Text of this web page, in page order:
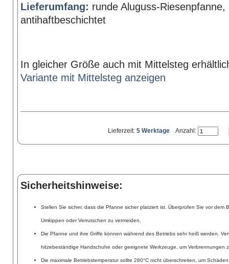
Lieferumfang: runde Aluguss-Riesenpfanne,
antihaftbeschichtet
In gleicher Größe auch mit Mittelsteg
Variante mit Mittelsteg anzeigen
Lieferzeit: 5 Werktage Anzahl:
Sicherheitshinweise:
Stellen Sie sicher, dass die Pfanne sicher platziert ist. Überprüfen Sie vor dem
Umkippen oder Verrutschen zu vermeiden.
Die Pfanne und ihre Griffe können während des Betriebs sehr heiß werden.
hitzebeständige Handschuhe oder geeignete Werkzeuge, um Verbrennungen
Die maximale Betriebstemperatur sollte 280°C nicht überschreiten, um